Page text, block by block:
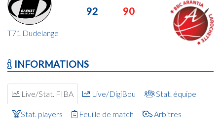
T71 Dudelange
92 90
INFORMATIONS
Live/Stat. FIBA Live/DigiBou Stat. équipe
Stat. players Feuille de match Arbitres